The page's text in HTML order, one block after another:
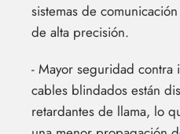
sistemas de
de alta precisión.
- Mayor seguridad contra
cables blindados están
retardantes de llama, lo